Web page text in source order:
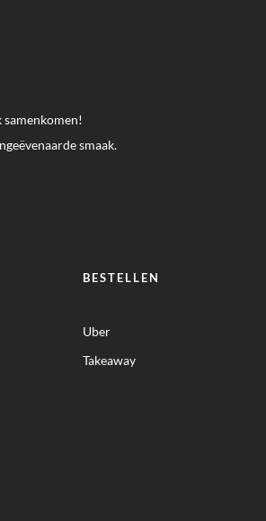
samenkomen!
smaak.
BESTELLEN
Uber
Takeaway